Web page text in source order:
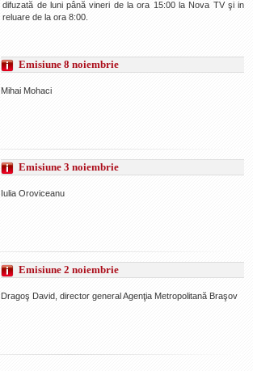
difuzată de luni până vineri de la ora 15:00 la Nova TV şi in
reluare de la ora 8:00.
Emisiune 8 noiembrie
Mihai Mohaci
Emisiune 3 noiembrie
Iulia Oroviceanu
Emisiune 2 noiembrie
Dragoş David, director general Agenţia Metropolitană Braşov